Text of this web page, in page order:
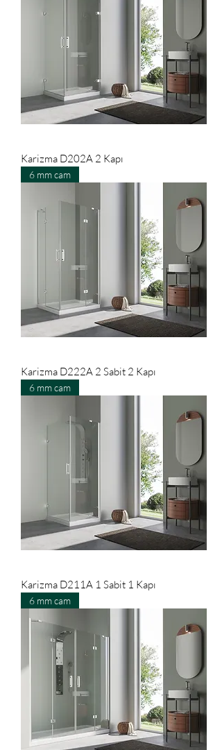
Karizma D202A 2 Kapı
6 mm cam
Karizma D222A 2 Sabit 2 Kapı
6 mm cam
Karizma D211A 1 Sabit 1 Kapı
6 mm cam